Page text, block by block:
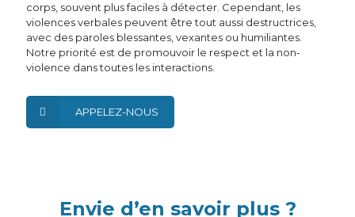
corps, souvent plus faciles à détecter. Cependant, les
violences verbales peuvent être tout aussi destructrices,
avec des paroles blessantes, vexantes ou humiliantes.
Notre priorité est de promouvoir le respect et la non-
violence dans toutes les interactions.
APPELEZ-NOUS
Envie d’en savoir plus ?